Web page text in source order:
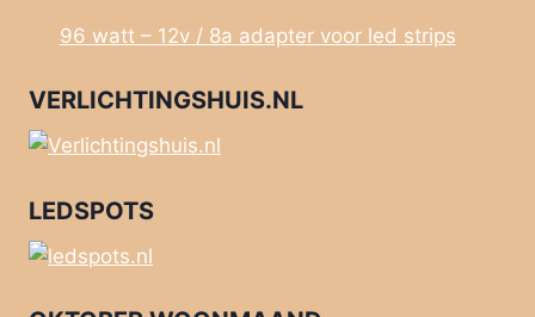
96 watt – 12v / 8a adapter voor led strips
VERLICHTINGSHUIS.NL
LEDSPOTS